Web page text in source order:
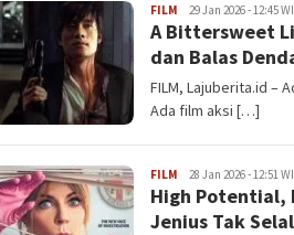
FILM Lajuberita.id
29 Jan 2026 - 12:45
A Bittersweet
dan Balas
FILM, Lajuberita.id –
Ada film aksi […]
FILM Lajuberita.id
28 Jan 2026 - 12:51
High Potential,
Jenius Tak